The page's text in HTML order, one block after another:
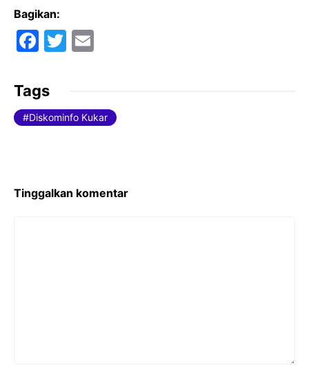
Bagikan:
F
c
e
b
k
T
er l
Tags
Diskominfo Kukar
Tinggalkan komentar